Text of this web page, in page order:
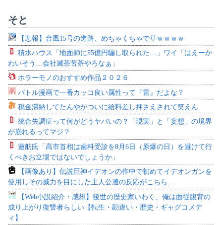
そと
【悲報】台風15号の進路、めちゃくちゃで草ｗｗｗｗ
積水ハウス「地面師に55億円騙し取られた…」ワイ「はえーか
わいそう…会社滅茶苦茶やろなぁ」
ホラーモノのおすすめ作品２０２６
バトル漫画で一番カッコ良い属性って『雷』だよな？
税金滞納してたんやがついに給料差し押さえされて笑えん
統合失調症って何がどうヤバいの？「現実」と「妄想」の境界
が崩れるってマジ？
蓮舫氏「高市首相は歯科受診を8月6日（原爆の日）を避けて行
くべきお立場ではないでしょうか」
【画像あり】伝説巨神イデオンの作中で初めてイデオンガンを
使用しその威力を目にした主人公達の反応がこちら…
【Web小説紹介・感想】後世の歴史家いわく、俺は面従腹背の
成り上がり復讐者らしい【転生・勘違い・歴史・ギャグコメデ
ィ】